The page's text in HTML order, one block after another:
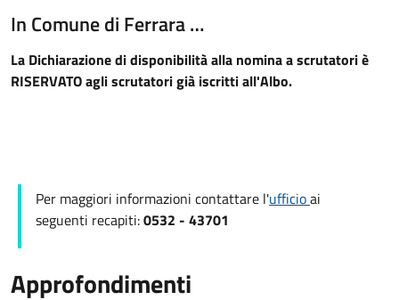
In Comune di Ferrara …
La Dichiarazione di disponibilità alla nomina a scrutatori è
RISERVATO agli scrutatori già iscritti all'Albo.
Per maggiori informazioni contattare l'ufficioai
seguenti recapiti:0532 - 43701
Approfondimenti